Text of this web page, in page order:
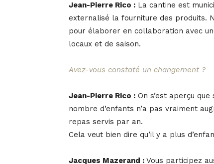
Jean-Pierre Rico : La cantine est
externalisé la fourniture des produits.
pour élaborer en collaboration avec
locaux et de saison.
Avez-vous constaté un changement ?
Jean-Pierre Rico : On s’est aperçu
nombre d’enfants n’a pas vraiment
repas servis par an.
Cela veut bien dire qu’il y a plus
Jacques Mazerand : Vous participez